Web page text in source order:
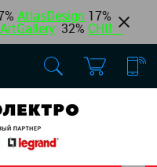
AtlasDesign 17%
ArtGallery 32% CHINT